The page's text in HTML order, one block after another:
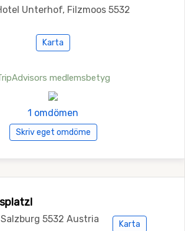
Unterhof, Filzmoos 5532
Karta
medlemsbetyg
1 omdömen
Skriv eget omdöme
5532 Austria Karta